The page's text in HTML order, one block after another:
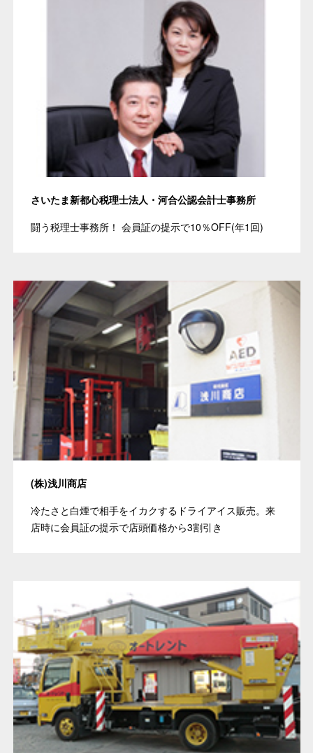
さいたま新都心税理士法人・河合公認会計士事務所
闘う税理士事務所！ 会員証の提示で10％OFF(年1回)
(株)浅川商店
冷たさと白煙で相手をイカクするドライアイス販売。来
店時に会員証の提示で店頭価格から3割引き